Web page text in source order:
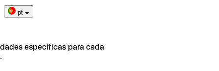
pt
específicas para cada